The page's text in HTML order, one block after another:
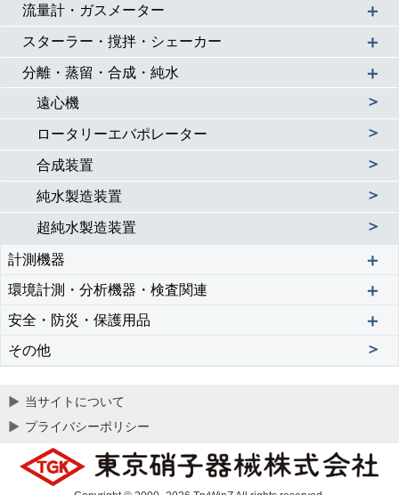
流量計・ガスメーター ＋
スターラー・撹拌・シェーカー ＋
分離・蒸留・合成・純水 ＋
遠心機 ＞
ロータリーエバポレーター ＞
合成装置 ＞
純水製造装置 ＞
超純水製造装置 ＞
計測機器 ＋
環境計測・分析機器・検査関連 ＋
安全・防災・保護用品 ＋
その他 ＞
当サイトについて
プライバシーポリシー